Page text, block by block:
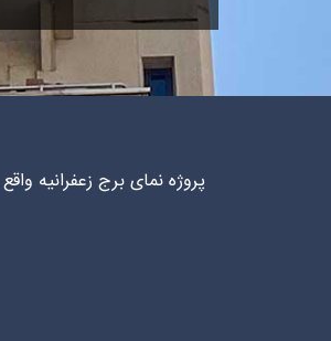
پروژه نمای برج زعفرانیه